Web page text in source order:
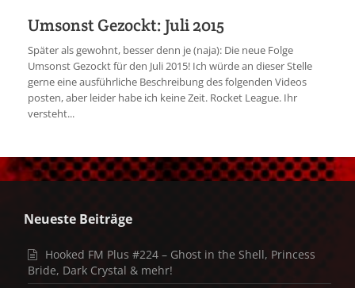
Impressum
Jobs
Umsonst Gezockt: Juli 2015
Später als gewohnt, besser denn je (naja): Die neue Folge
Umsonst Gezockt für den Juli 2015! Ich würde an dieser Stelle
gerne eine ausführliche Beschreibung des folgenden Videos
posten, aber leider habe ich keine Zeit. Rocket League. Ihr
versteht...
Neueste Beiträge
Hooked FM Plus #224 – Ghost in the Shell, Princess
Bride, Dark Crystal & mehr!